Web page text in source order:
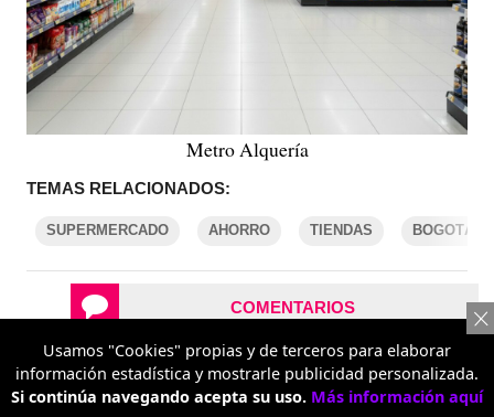
Metro Alquería
TEMAS RELACIONADOS:
SUPERMERCADO AHORRO TIENDAS BOGOTÁ
COMENTARIOS
REPORTAR UN ERROR
Usamos "Cookies" propias y de terceros para elaborar
información estadística y mostrarle publicidad personalizada.
Si continúa navegando acepta su uso. Más información aquí